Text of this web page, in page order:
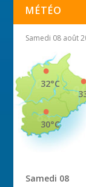
MÉTÉO
Samedi 08 août
32°C
30°C
Samedi 08